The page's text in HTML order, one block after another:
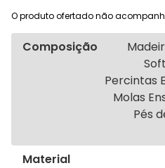
O produto ofertado não
Composição
Percintas
Molas
Pés
Material